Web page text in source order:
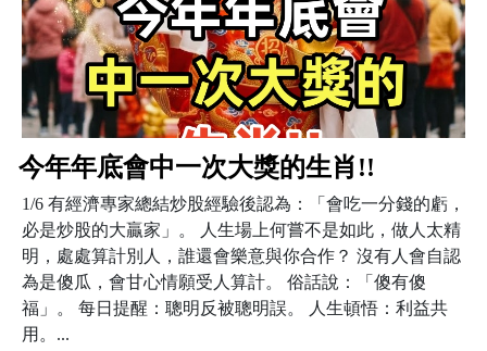
今年年底會中一次大獎的生肖!!
1/6 有經濟專家總結炒股經驗後認為：「會吃一分錢的虧，
必是炒股的大贏家」。 人生場上何嘗不是如此，做人太精
明，處處算計別人，誰還會樂意與你合作？ 沒有人會自認
為是傻瓜，會甘心情願受人算計。 俗話說：「傻有傻
福」。 每日提醒：聰明反被聰明誤。 人生頓悟：利益共
用。...